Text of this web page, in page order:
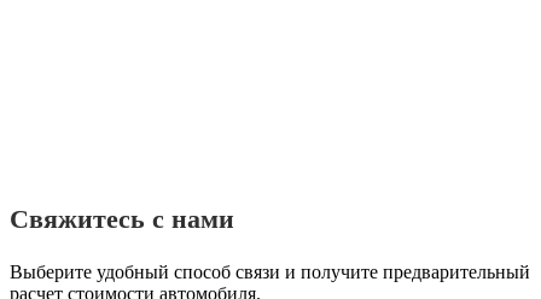
Свяжитесь с нами
Выберите удобный способ связи и получите предварительный
расчет стоимости автомобиля.